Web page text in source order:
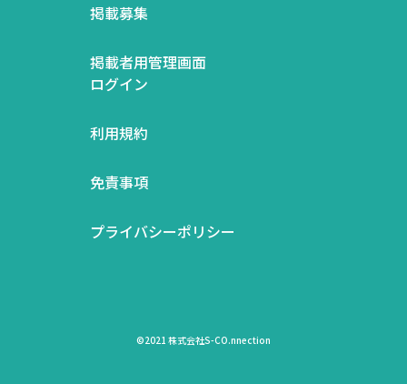
掲載募集
掲載者用管理画面
ログイン
利用規約
免責事項
プライバシーポリシー
©2021 株式会社S-CO.nnection